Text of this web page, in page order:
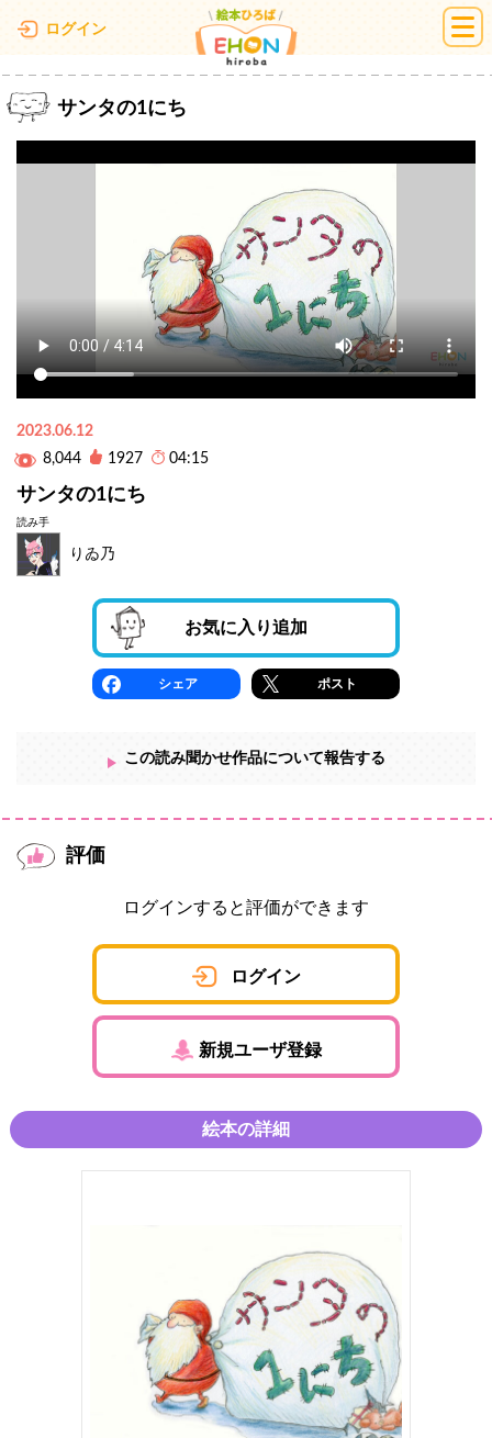
ログイン 絵本ひろば
サンタの1にち
2023.06.12
8,044
1927 04:15
サンタの1にち
読み手
りゐ乃
お気に入り追加
シェア ポスト
この読み聞かせ作品について報告する
評価
ログインすると評価ができます
ログイン
新規ユーザ登録
絵本の詳細